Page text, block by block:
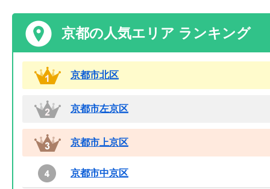
京都の人気エリア ランキング
京都市北区
京都市左京区
京都市上京区
京都市中京区